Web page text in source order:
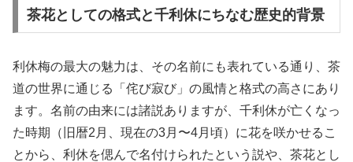
茶花としての格式と千利休にちなむ歴史的背景
利休梅の最大の魅力は、その名前にも表れている通り、茶
道の世界に通じる「侘び寂び」の風情と格式の高さにあり
ます。名前の由来には諸説ありますが、千利休が亡くなっ
た時期（旧暦2月、現在の3月〜4月頃）に花を咲かせるこ
とから、利休を偲んで名付けられたという説や、茶花とし